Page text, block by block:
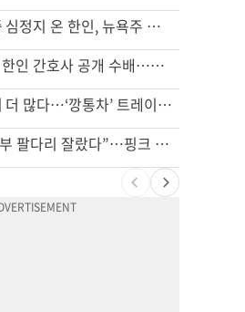
변호사시험 중 심정지 온 한인, 뉴욕주 제소
'14년째 도피' 한인 간호사 공개 수배…메디케어 사기 유죄
차값보다 빚이 더 많다…‘깡통차’ 트레이드인 급증
“그랜저 탄 부부 팔다리 잘랐다”…핑크 살인공장 충격 실체